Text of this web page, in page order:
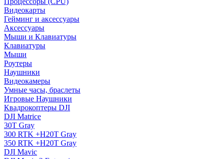
Видеокарты
Гейминг и аксессуары
Аксессуары
Мыши и Клавиатуры
Клавиатуры
Мыши
Роутеры
Наушники
Видеокамеры
Умные часы, браслеты
Игровые Наушники
Квадрокоптеры DJI
DJI Matrice
30T Gray
300 RTK +H20T Gray
350 RTK +H20T Gray
DJI Mavic